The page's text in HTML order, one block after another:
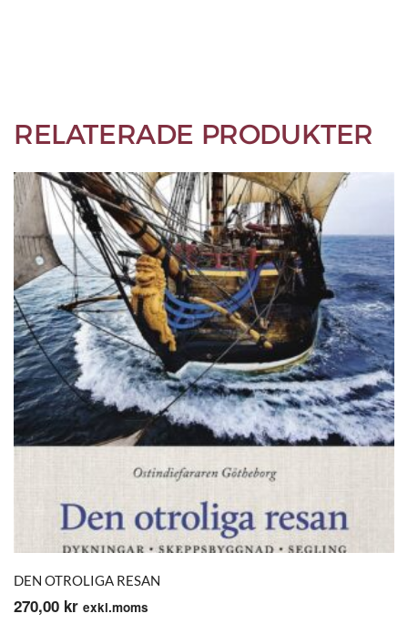
RELATERADE PRODUKTER
DEN OTROLIGA RESAN
270,00 kr exkl.moms